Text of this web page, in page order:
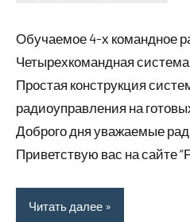
2023
Обучаемое 4-х командное
Четырехкомандная
Простая конструкция
радиоуправления на
Доброго дня уважаемые
Приветствую вас на сайте
Читать далее